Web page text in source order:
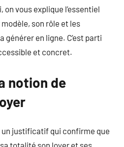
vous explique l’essentiel
son rôle et les
générer en ligne. C’est parti
et concret.
notion de
justificatif qui confirme que
totalité son loyer et ses